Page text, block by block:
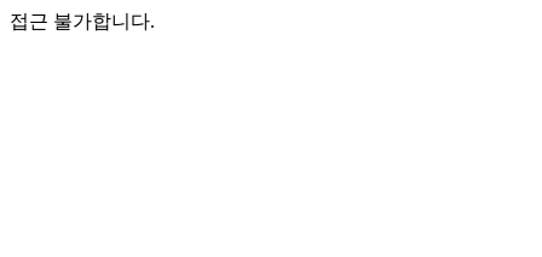
접근 불가합니다.